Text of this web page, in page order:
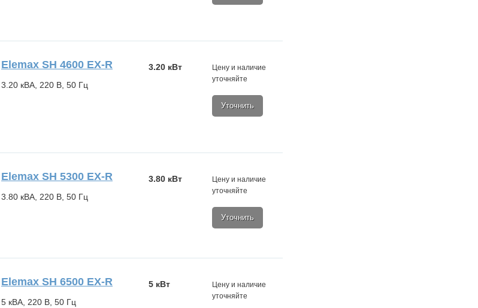
Elemax SH 4600 EX-R
3.20 кВА, 220 В, 50 Гц
Цену и наличие
уточняйте
Уточнить
3.20 кВт
Elemax SH 5300 EX-R
3.80 кВА, 220 В, 50 Гц
Цену и наличие
уточняйте
Уточнить
3.80 кВт
Elemax SH 6500 EX-R
5 кВА, 220 В, 50 Гц
Цену и наличие
уточняйте
5 кВт